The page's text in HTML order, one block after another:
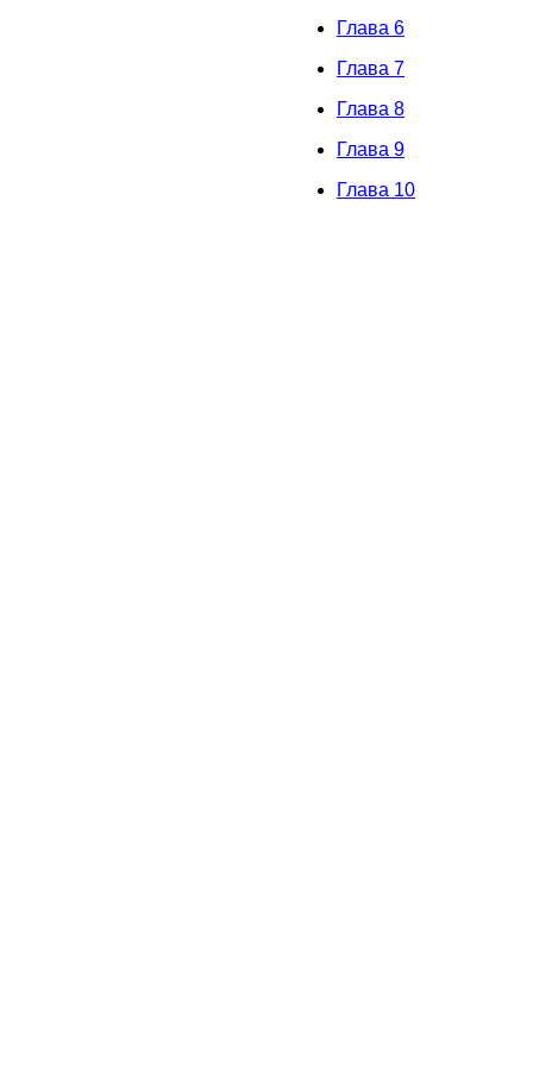
Глава 6
Глава 7
Глава 8
Глава 9
Глава 10